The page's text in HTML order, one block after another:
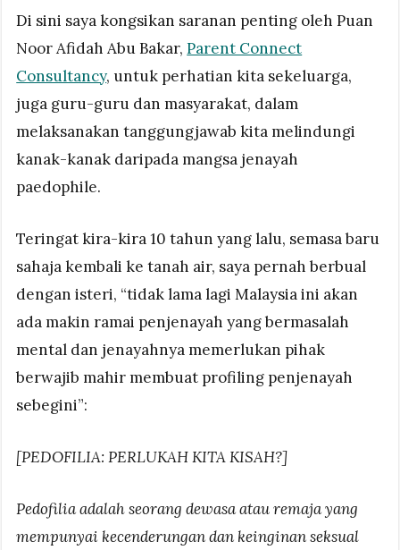
Di sini saya kongsikan saranan penting oleh Puan
Noor Afidah Abu Bakar,Parent Connect
Consultancy, untuk perhatian kita sekeluarga,
juga guru-guru dan masyarakat, dalam
melaksanakan tanggungjawab kita melindungi
kanak-kanak daripada mangsa jenayah
paedophile.
Teringat kira-kira 10 tahun yang lalu, semasa baru
sahaja kembali ke tanah air, saya pernah berbual
dengan isteri, “tidak lama lagi Malaysia ini akan
ada makin ramai penjenayah yang bermasalah
mental dan jenayahnya memerlukan pihak
berwajib mahir membuat profiling penjenayah
sebegini”:
[PEDOFILIA: PERLUKAH KITA KISAH?]
Pedofilia adalah seorang dewasa atau remaja yang
mempunyai kecenderungan dan keinginan seksual